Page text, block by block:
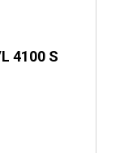
4100 S